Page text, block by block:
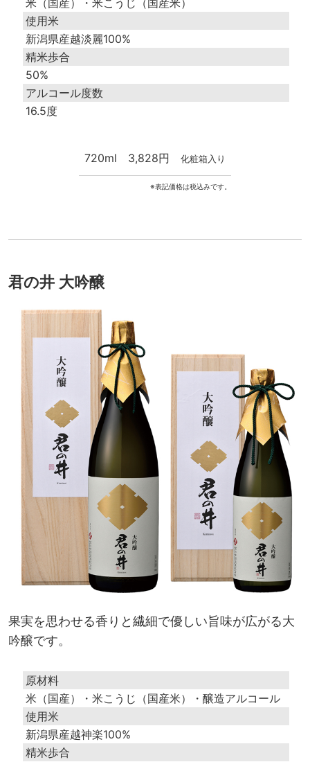
米（国産）・米こうじ（国産米）
使用米
新潟県産越淡麗100%
精米歩合
50%
アルコール度数
16.5度
720ml 3,828円 化粧箱入り
※表記価格は税込みです。
君の井 大吟醸
果実を思わせる香りと繊細で優しい旨味が広がる大
吟醸です。
原材料
米（国産）・米こうじ（国産米）・醸造アルコール
使用米
新潟県産越神楽100%
精米歩合